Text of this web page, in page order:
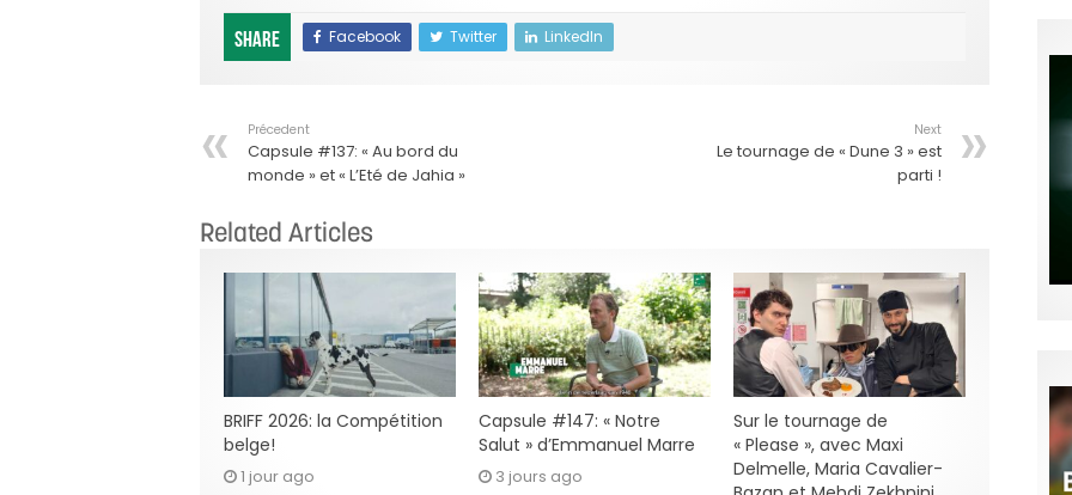
Share Facebook Twitter LinkedIn
Précedent
Capsule #137: « Au bord du
monde » et « L’Eté de Jahia »
Next
Le tournage de « Dune 3 » est
parti !
Related Articles
BRIFF 2026: la Compétition
belge!
1 jour ago
Capsule #147: « Notre
Salut » d’Emmanuel Marre
3 jours ago
Sur le tournage de
« Please », avec Maxi
Delmelle, Maria Cavalier-